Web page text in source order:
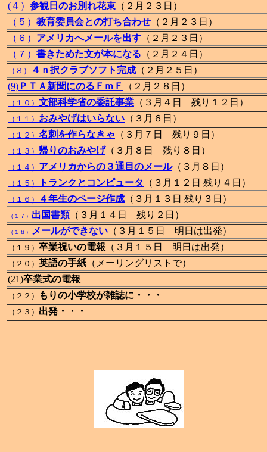
(４） 参観日のお別れ花束 （２月２３日）
（５） 教育委員会との打ち合わせ （２月２３日）
（６） アメリカへメールを出す （２月２３日）
（７） 書きためた文が本になる （２月２４日）
（８） ４ｎ択クラブソフト完成 （２月２５日）
(9) ＰＴＡ新聞にのるＦｍＦ （２月２８日）
（１０） 文部科学省の委託事業 （３月４日 残り１２日）
（１１） おみやげはいらない （３月６日）
（１２） 名刺を作らなきゃ （３月７日 残り９日）
（１３） 帰りのおみやげ（３月８日 残り８日）
（１４） アメリカからの３通目のメール（３月８日）
（１５） トランクとコンピュータ （３月１２日 残り４日）
（１６） ４年生のページ作成 （３月１３日 残り３日）
（１７） 出国書類（３月１４日 残り２日）
（１８） メールができない （３月１５日 明日は出発）
（１９） 卒業祝いの電報 （３月１５日 明日は出発）
（２０） 英語の手紙 （メーリングリストで）
(21)卒業式の電報
（２２） もりの小学校が雑誌に・・・
（２３） 出発・・・